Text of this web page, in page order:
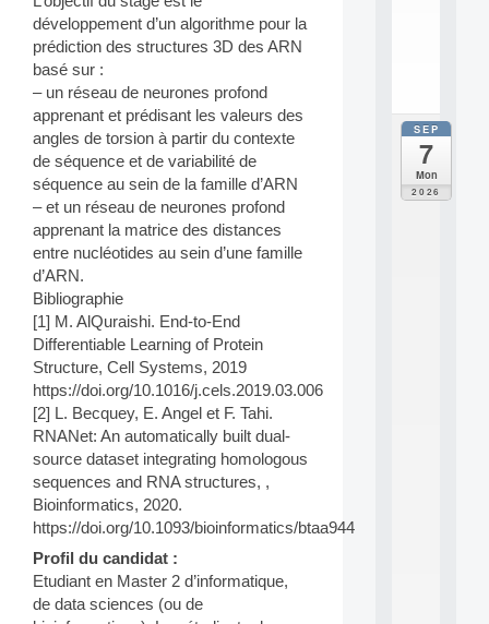
développement d’un algorithme pour la
prédiction des structures 3D des ARN
basé sur :
– un réseau de neurones profond
apprenant et prédisant les valeurs des
angles de torsion à partir du contexte
de séquence et de variabilité de
séquence au sein de la famille d’ARN
– et un réseau de neurones profond
apprenant la matrice des distances
entre nucléotides au sein d’une famille
d’ARN.
Bibliographie
[1] M. AlQuraishi. End-to-End
Differentiable Learning of Protein
Structure, Cell Systems, 2019
https://doi.org/10.1016/j.cels.2019.03.006
[2] L. Becquey, E. Angel et F. Tahi.
RNANet: An automatically built dual-
source dataset integrating homologous
sequences and RNA structures, ,
Bioinformatics, 2020.
https://doi.org/10.1093/bioinformatics/btaa944
Profil du candidat :
Etudiant en Master 2 d’informatique,
de data sciences (ou de
SEP
7
Mon
2026